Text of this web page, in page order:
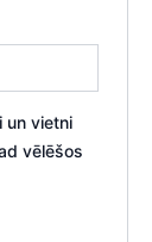
un vietni
vēlēšos